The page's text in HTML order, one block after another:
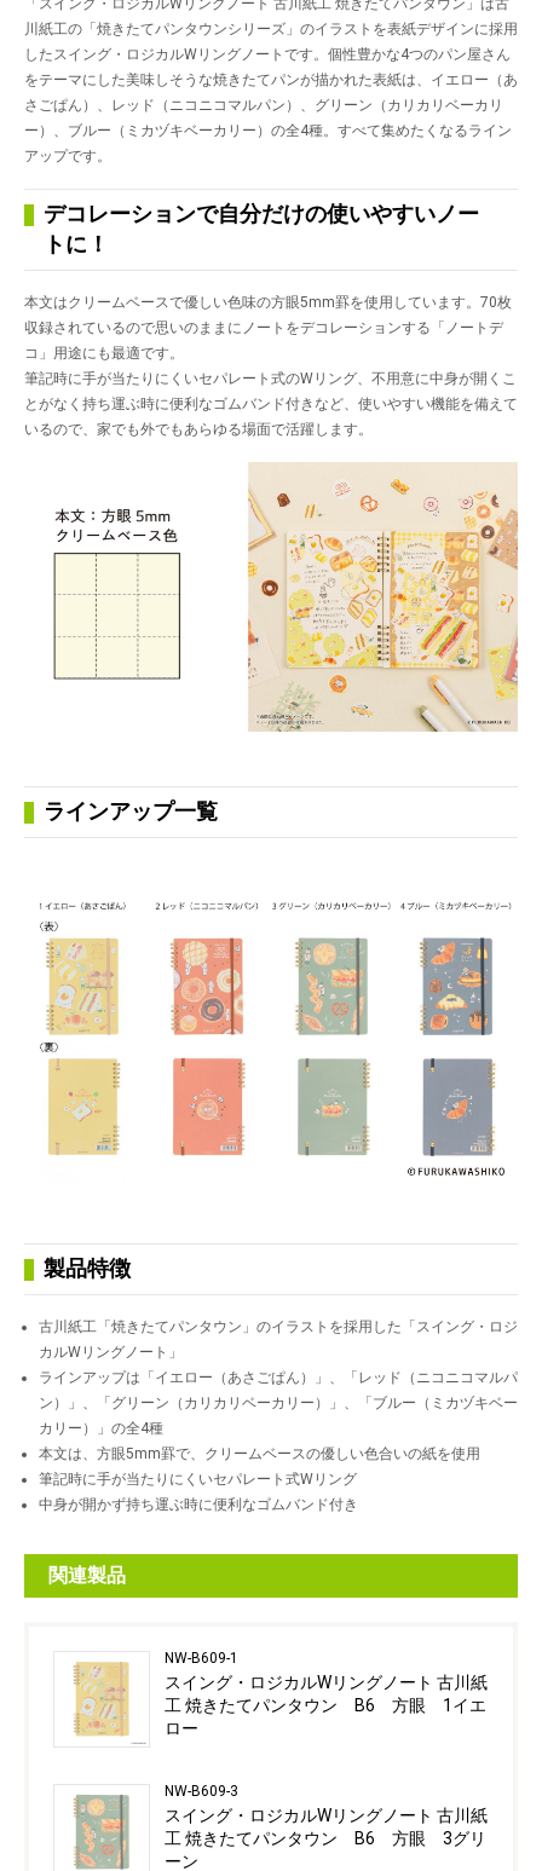
「スイング・ロジカルWリングノート 古川紙工 焼きたてパンタウン」は古
川紙工の「焼きたてパンタウンシリーズ」のイラストを表紙デザインに採用
したスイング・ロジカルWリングノートです。個性豊かな4つのパン屋さん
をテーマにした美味しそうな焼きたてパンが描かれた表紙は、イエロー（あ
さごぱん）、レッド（ニコニコマルパン）、グリーン（カリカリベーカリ
ー）、ブルー（ミカヅキベーカリー）の全4種。すべて集めたくなるライン
アップです。
デコレーションで自分だけの使いやすいノー
トに！
本文はクリームベースで優しい色味の方眼5mm罫を使用しています。70枚
収録されているので思いのままにノートをデコレーションする「ノートデ
コ」用途にも最適です。
筆記時に手が当たりにくいセパレート式のWリング、不用意に中身が開くこ
とがなく持ち運ぶ時に便利なゴムバンド付きなど、使いやすい機能を備えて
いるので、家でも外でもあらゆる場面で活躍します。
ラインアップ一覧
製品特徴
古川紙工「焼きたてパンタウン」のイラストを採用した「スイング・ロジ
カルWリングノート」
ラインアップは「イエロー（あさごぱん）」、「レッド（ニコニコマルパ
ン）」、「グリーン（カリカリベーカリー）」、「ブルー（ミカヅキベー
カリー）」の全4種
本文は、方眼5mm罫で、クリームベースの優しい色合いの紙を使用
筆記時に手が当たりにくいセパレート式Wリング
中身が開かず持ち運ぶ時に便利なゴムバンド付き
関連製品
NW-B609-1
スイング・ロジカルWリングノート 古川紙
工 焼きたてパンタウン B6 方眼 1イエ
ロー
NW-B609-3
スイング・ロジカルWリングノート 古川紙
工 焼きたてパンタウン B6 方眼 3グリ
ーン